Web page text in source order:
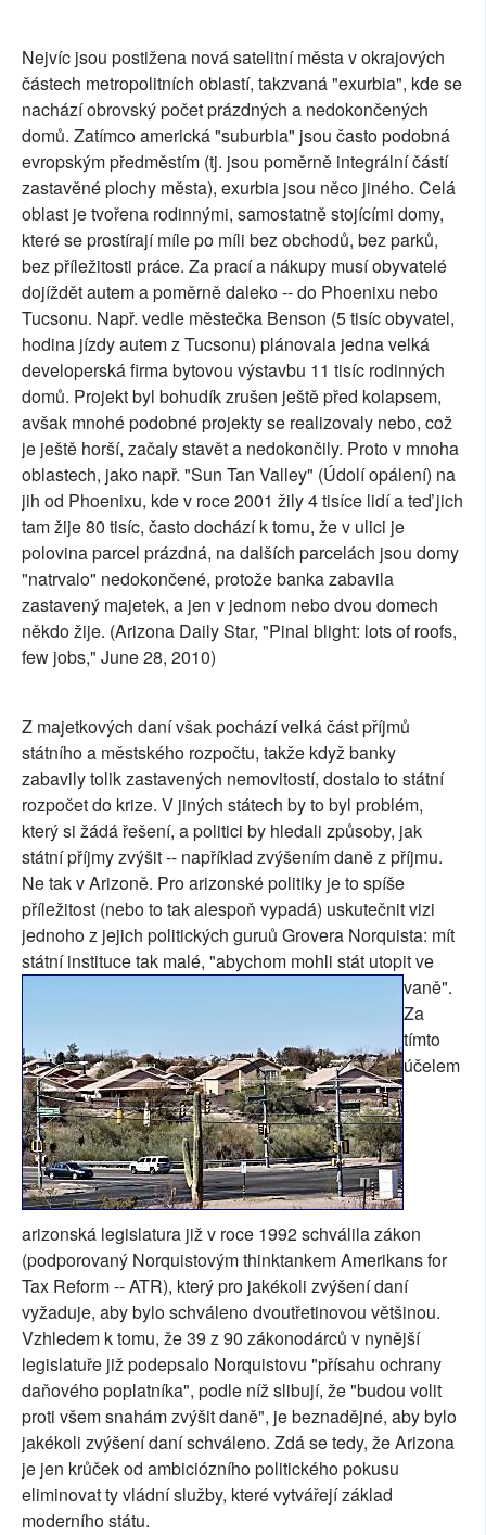
Nejvíc jsou postižena nová satelitní města v okrajových
částech metropolitních oblastí, takzvaná "exurbia", kde se
nachází obrovský počet prázdných a nedokončených
domů. Zatímco americká "suburbia" jsou často podobná
evropským předměstím (tj. jsou poměrně integrální částí
zastavěné plochy města), exurbia jsou něco jiného. Celá
oblast je tvořena rodinnými, samostatně stojícími domy,
které se prostírají míle po míli bez obchodů, bez parků,
bez příležitosti práce. Za prací a nákupy musí obyvatelé
dojíždět autem a poměrně daleko -- do Phoenixu nebo
Tucsonu. Např. vedle městečka Benson (5 tisíc obyvatel,
hodina jízdy autem z Tucsonu) plánovala jedna velká
developerská firma bytovou výstavbu 11 tisíc rodinných
domů. Projekt byl bohudík zrušen ještě před kolapsem,
avšak mnohé podobné projekty se realizovaly nebo, což
je ještě horší, začaly stavět a nedokončily. Proto v mnoha
oblastech, jako např. "Sun Tan Valley" (Údolí opálení) na
jih od Phoenixu, kde v roce 2001 žily 4 tisíce lidí a teď jich
tam žije 80 tisíc, často dochází k tomu, že v ulici je
polovina parcel prázdná, na dalších parcelách jsou domy
"natrvalo" nedokončené, protože banka zabavila
zastavený majetek, a jen v jednom nebo dvou domech
někdo žije. (Arizona Daily Star, "Pinal blight: lots of roofs,
few jobs," June 28, 2010)
Z majetkových daní však pochází velká část příjmů
státního a městského rozpočtu, takže když banky
zabavily tolik zastavených nemovitostí, dostalo to státní
rozpočet do krize. V jiných státech by to byl problém,
který si žádá řešení, a politici by hledali způsoby, jak
státní příjmy zvýšit -- například zvýšením daně z příjmu.
Ne tak v Arizoně. Pro arizonské politiky je to spíše
příležitost (nebo to tak alespoň vypadá) uskutečnit vizi
jednoho z jejich politických guruů Grovera Norquista: mít
státní instituce tak malé, "abychom mohli stát utopit ve
vaně".
Za
tímto
účelem
arizonská legislatura již v roce 1992 schválila zákon
(podporovaný Norquistovým thinktankem Amerikans for
Tax Reform -- ATR), který pro jakékoli zvýšení daní
vyžaduje, aby bylo schváleno dvoutřetinovou většinou.
Vzhledem k tomu, že 39 z 90 zákonodárců v nynější
legislatuře již podepsalo Norquistovu "přísahu ochrany
daňového poplatníka", podle níž slibují, že "budou volit
proti všem snahám zvýšit daně", je beznadějné, aby bylo
jakékoli zvýšení daní schváleno. Zdá se tedy, že Arizona
je jen krůček od ambiciózního politického pokusu
eliminovat ty vládní služby, které vytvářejí základ
moderního státu.